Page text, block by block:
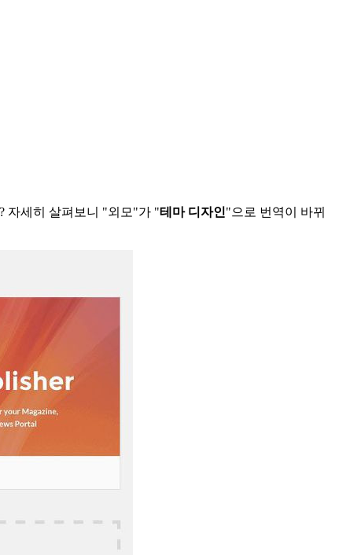
자세히 살펴보니 "외모"가 "테마 디자인"으로 번역이 바뀌